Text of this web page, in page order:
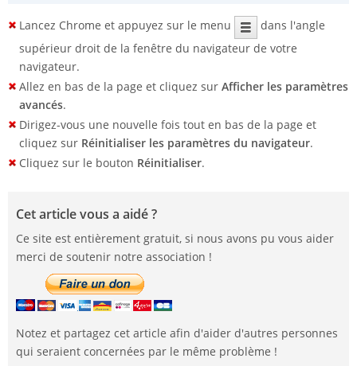
Lancez Chrome et appuyez sur le menu
dans l'angle
supérieur droit de la fenêtre du navigateur de votre
navigateur.
Allez en bas de la page et cliquez sur Afficher les paramètres
avancés.
Dirigez-vous une nouvelle fois tout en bas de la page et
cliquez sur Réinitialiser les paramètres du navigateur.
Cliquez sur le bouton Réinitialiser.
Cet article vous a aidé ?
Ce site est entièrement gratuit, si nous avons pu vous aider
merci de soutenir notre association !
Notez et partagez cet article afin d'aider d'autres personnes
qui seraient concernées par le même problème !